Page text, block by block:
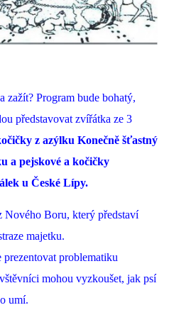
zažít? Program bude bohatý,
představovat zvířátka ze 3
z azýlku Konečně šťastný
a pejskové a kočičky
u České Lípy.
Nového Boru, který představí
majetku.
prezentovat problematiku
mohou vyzkoušet, jak psí
umí.